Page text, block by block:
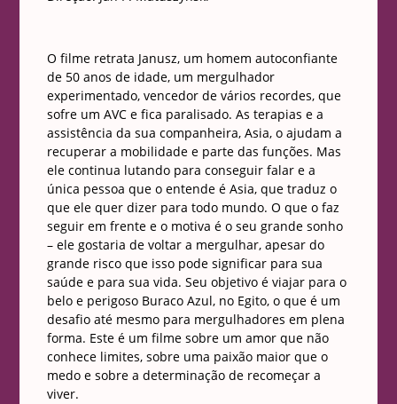
O filme retrata Janusz, um homem autoconfiante
de 50 anos de idade, um mergulhador
experimentado, vencedor de vários recordes, que
sofre um AVC e fica paralisado. As terapias e a
assistência da sua companheira, Asia, o ajudam a
recuperar a mobilidade e parte das funções. Mas
ele continua lutando para conseguir falar e a
única pessoa que o entende é Asia, que traduz o
que ele quer dizer para todo mundo. O que o faz
seguir em frente e o motiva é o seu grande sonho
– ele gostaria de voltar a mergulhar, apesar do
grande risco que isso pode significar para sua
saúde e para sua vida. Seu objetivo é viajar para o
belo e perigoso Buraco Azul, no Egito, o que é um
desafio até mesmo para mergulhadores em plena
forma. Este é um filme sobre um amor que não
conhece limites, sobre uma paixão maior que o
medo e sobre a determinação de recomeçar a
viver.